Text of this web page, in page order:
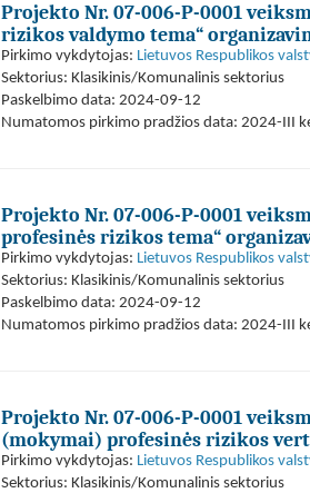
Projekto Nr. 07-006-P-0001
rizikos valdymo tema“
Pirkimo vykdytojas: Lietuvos Respublikos
Sektorius: Klasikinis/Komunalinis sektorius
Paskelbimo data: 2024-09-12
Numatomos pirkimo pradžios data: 2024-III
Projekto Nr. 07-006-P-0001
profesinės rizikos tema“
Pirkimo vykdytojas: Lietuvos Respublikos
Sektorius: Klasikinis/Komunalinis sektorius
Paskelbimo data: 2024-09-12
Numatomos pirkimo pradžios data: 2024-III
Projekto Nr. 07-006-P-0001
(mokymai) profesinės rizikos
Pirkimo vykdytojas: Lietuvos Respublikos
Sektorius: Klasikinis/Komunalinis sektorius